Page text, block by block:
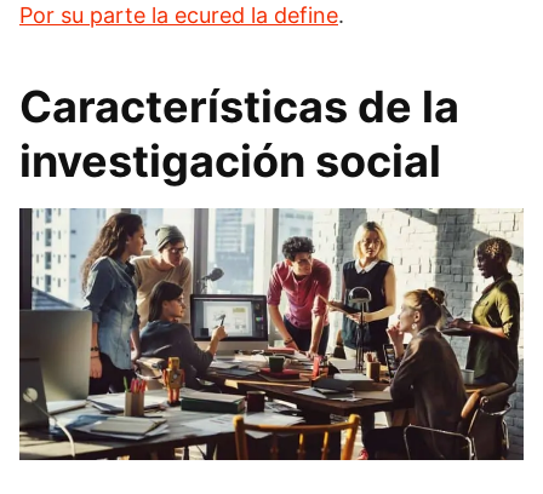
Por su parte la ecured la define.
Características de la
investigación social